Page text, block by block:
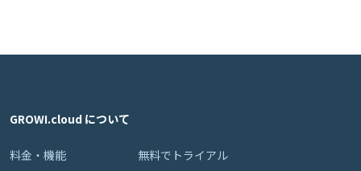
GROWI.cloud について
料金・機能
無料でトライアル